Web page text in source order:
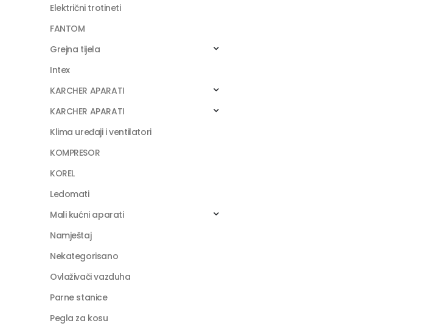
Električni trotineti
FANTOM
Grejna tijela
Intex
KARCHER APARATI
KARCHER APARATI
Klima uređaji i ventilatori
KOMPRESOR
KOREL
Ledomati
Mali kućni aparati
Namještaj
Nekategorisano
Ovlaživači vazduha
Parne stanice
Pegla za kosu